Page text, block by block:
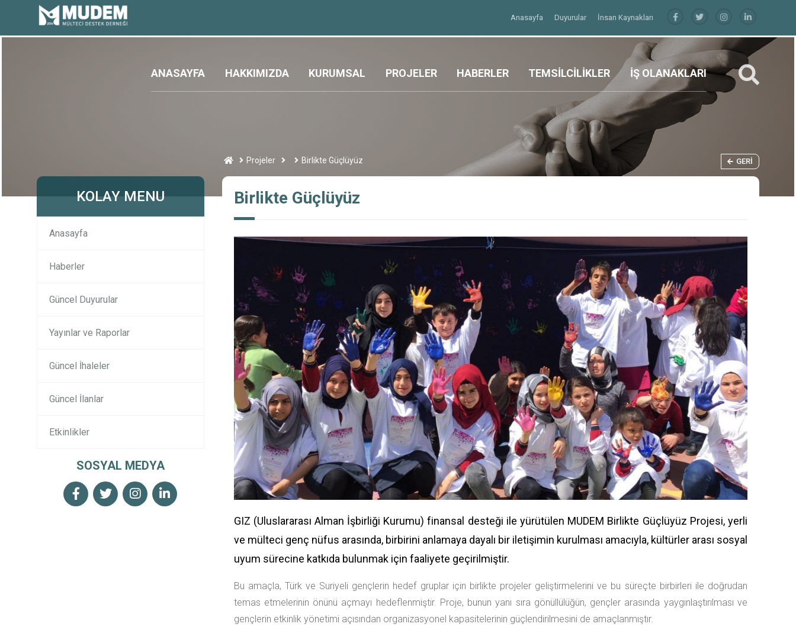
Anasayfa Duyurular İnsan Kaynakları
ANASAYFA HAKKIMIZDA KURUMSAL PROJELER HABERLER TEMSİLCİLİKLER İŞ OLANAKLARI
Projeler Birlikte Güçlüyüz GERI
KOLAY MENU
Anasayfa
Haberler
Güncel Duyurular
Yayınlar ve Raporlar
Güncel İhaleler
Güncel İlanlar
Etkinlikler
SOSYAL MEDYA
Birlikte Güçlüyüz
GIZ (Uluslararası Alman İşbirliği Kurumu) finansal desteği ile yürütülen MUDEM Birlikte Güçlüyüz Projesi, yerli
ve mülteci genç nüfus arasında, birbirini anlamaya dayalı bir iletişimin kurulması amacıyla, kültürler arası sosyal
uyum sürecine katkıda bulunmak için faaliyete geçirilmiştir.
Bu amaçla, Türk ve Suriyeli gençlerin hedef gruplar için birlikte projeler geliştirmelerini ve bu süreçte birbirleri ile doğrudan
temas etmelerinin önünü açmayı hedeflenmiştir. Proje, bunun yanı sıra gönüllülüğün, gençler arasında yaygınlaştırılması ve
gençlerin etkinlik yönetimi açısından organizasyonel kapasitelerinin güçlendirilmesini de amaçlanmıştır.